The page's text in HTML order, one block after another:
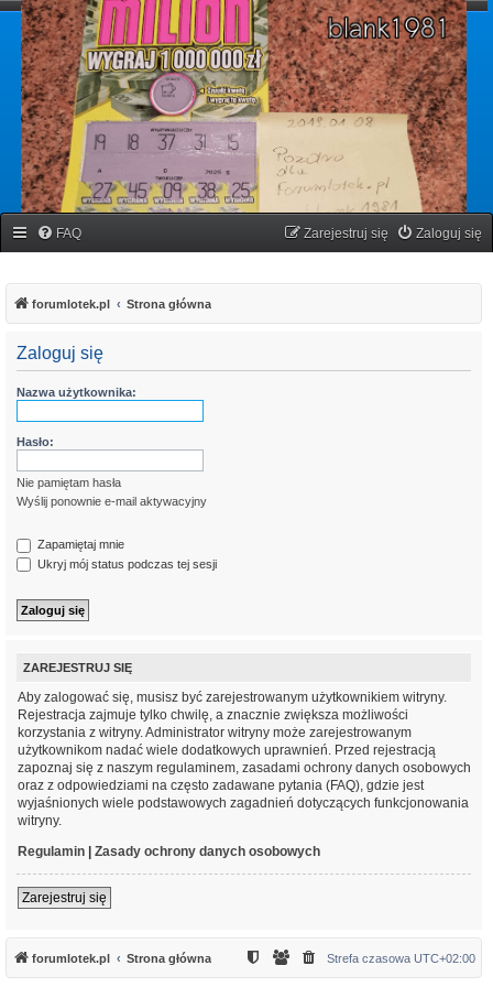
forumlotek.pl
Forum gier liczbowych
FAQ Zaloguj się
Zarejestruj się
forumlotek.pl Strona główna
Zaloguj się
Nazwa użytkownika:
Hasło:
Nie pamiętam hasła
Wyślij ponownie e-mail aktywacyjny
Zapamiętaj mnie
Ukryj mój status podczas tej sesji
ZAREJESTRUJ SIĘ
Aby zalogować się, musisz być zarejestrowanym użytkownikiem witryny.
Rejestracja zajmuje tylko chwilę, a znacznie zwiększa możliwości
korzystania z witryny. Administrator witryny może zarejestrowanym
użytkownikom nadać wiele dodatkowych uprawnień. Przed rejestracją
zapoznaj się z naszym regulaminem, zasadami ochrony danych osobowych
oraz z odpowiedziami na często zadawane pytania (FAQ), gdzie jest
wyjaśnionych wiele podstawowych zagadnień dotyczących funkcjonowania
witryny.
Regulamin
Zasady ochrony danych osobowych
Zarejestruj się
forumlotek.pl Strona główna Strefa czasowa UTC+02:00